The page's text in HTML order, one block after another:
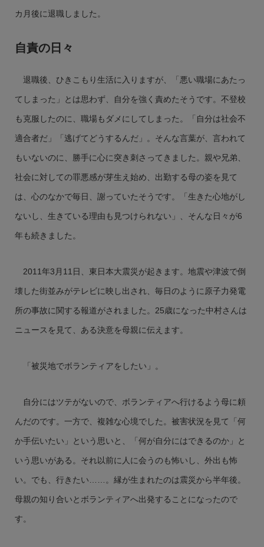
カ月後に退職しました。
自責の日々
退職後、ひきこもり生活に入りますが、「悪い職場にあたっ
てしまった」とは思わず、自分を強く責めたそうです。不登校
も克服したのに、職場もダメにしてしまった。「自分は社会不
適合者だ」「逃げてどうするんだ」。そんな言葉が、言われて
もいないのに、勝手に心に突き刺さってきました。親や兄弟、
社会に対しての罪悪感が芽生え始め、出勤する母の姿を見て
は、心のなかで毎日、謝っていたそうです。「生きた心地がし
ないし、生きている理由も見つけられない」、そんな日々が6
年も続きました。
2011年3月11日、東日本大震災が起きます。地震や津波で倒
壊した街並みがテレビに映し出され、毎日のように原子力発電
所の事故に関する報道がされました。25歳になった中村さんは
ニュースを見て、ある決意を母親に伝えます。
「被災地でボランティアをしたい」。
自分にはツテがないので、ボランティアへ行けるよう母に頼
んだのです。一方で、複雑な心境でした。被害状況を見て「何
か手伝いたい」という思いと、「何が自分にはできるのか」と
いう思いがある。それ以前に人に会うのも怖いし、外出も怖
い。でも、行きたい……。縁が生まれたのは震災から半年後。
母親の知り合いとボランティアへ出発することになったので
す。